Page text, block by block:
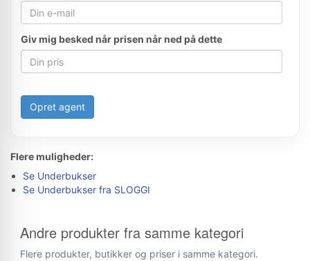
Giv mig besked når prisen når ned på dette
Opret agent
Flere muligheder:
Se Underbukser
Se Underbukser fra SLOGGI
Andre produkter fra samme kategori
Flere produkter, butikker og priser i samme kategori.